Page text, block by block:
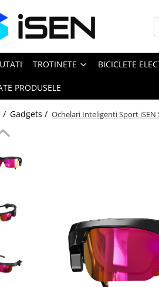
TROTINETE BICICLETE
PRODUSELE
/ Gadgets / Ochelari Inteligenți Sport iSEN